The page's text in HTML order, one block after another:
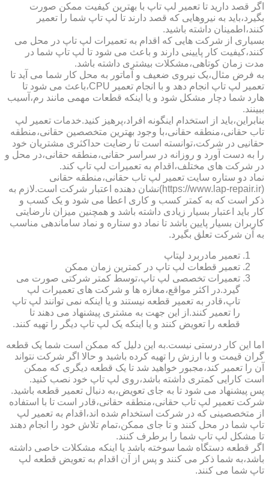
اگر قصد دارید تا تعمیر لپ تاپ با بهترین کیفیت ممکن صورت
بگیرد،باید به نیروهایی که قصد دارند تا لپ تاپ شما را تعمیر
کنند،اطمینان داشته باشید.
بسیاری از شرکت هایی که اقدام به تعمیرات لپ تاپ در محل می
کنند،کیفیت کار پایینی دارند و باعث می شود تا لپ تاپ شما در
مدت زمان کوتاهی،مشکلات بیشتری داشته باشد.
به فرض مثال،یک نیروی ضعیف و آماتور به محل کار شما می آید تا
تعمیر لپ تاپ انجام دهد و با انجام تعمیر CPU،باعث می شود تا
هارد شما دچار مشکل شود و یا اینکه قطعات مهمی مانند رم،آسیب
ببینند.
بنابراین،باید از استخدام اینگونه افراد،پرهیز کنید.خدمات تعمیر لپ
تاب حقانی،منطقه حقانی،با وجود بهترین متخصصین حقانی،منطقه
حقانیی در شرکت،توانسته است تا رضایت حداکثری مشتریان خود
را به دست آورد و روزانه در سراسر حقانی،منطقه حقانی،در محل و
در شرکت های مختلف،اقدام به تعمیرات لپ تاپ کند.
نماد دو ستاره سایت تعمیر لپ تاب حقانی،منطقه حقانی
(https://www.lap-repair.ir)نشان دهنده اعتبار شرکت است.لازم به
ذکر است که به کمتر کسب و کاری اعطا می شود و یک کسب و
کار باید اعتبار بسیار زیادی داشته باشد و همچنین میزان نارضایتی
کاربران بسیار پایین باشد تا نماد دو ستاره و نماد ساماندهی مناسب
به آن شرکت تعلق بگیرد.
تعمیر مادربرد لپتاپ
تعمیر قطعات لپ تاپ در کمترین زمان ممکن
تعمیرات تخصصی لپ تاپ،توسط کمتر شرکتی صورت می
گیرد.در اکثر مواقع،مغازه ها و شرکت های تعمیرات لپ
تاپ،قادر به تعمیر قطعه نیستند و یا اینکه نمی توانند لپ تاپ
را تعمیر کنند.از این جهت به مشتری پیشنهاد می دهند تا
قطعه را تعویض کنند و یا اینکه یک لپ تاپ دیگر را تهیه کنند.
اما این کار درستی نیست.به این دلیل که ممکن است شما یک قطعه
گران قیمت و با ارزش را تهیه کرده باشید و حالا اگر شرکت نتواند
آن را تعمیر کند،مجبور خواهید شد تا یک قطعه دیگری که ممکن
است کارایی کمتری داشته باشد،روی لپ تاپ خود نصب کنید.
پس پیشنهاد می شود تا به جای تعویض،به دنبال تعمیر قطعه باشید.
شرکت تعمیر لپ تاب حقانی،منطقه حقانی،قادر است تا با استفاده
از متخصصینی که در شرکت استخدام شده اند،اقدام به تعمیر لپ
تاپ شما در محل کنند و تا جای ممکن،تمام تلاش خود را انجام دهند
تا مشکل لپ تاپ شما را برطرف کنند.
اگر قطعه دستگاه شما سوخته باشد یا اینکه مشکلات خاصی داشته
باشد،به شما ذکر می کنند و پس از آن اقدام به تعویض قطعه لپ
تاپ شما می کنند.